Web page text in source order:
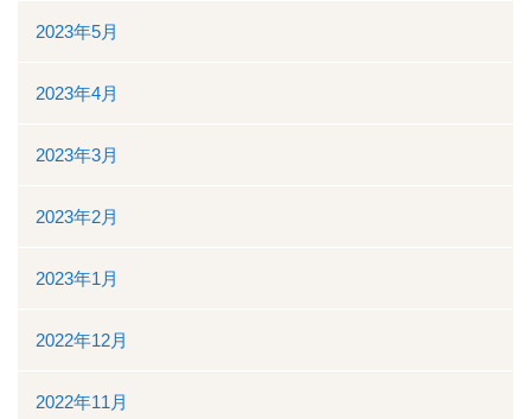
2023年5月
2023年4月
2023年3月
2023年2月
2023年1月
2022年12月
2022年11月